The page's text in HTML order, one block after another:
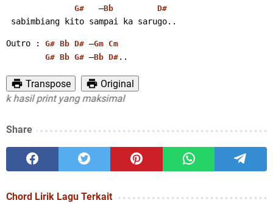
G#
   –
Bb D#
sabimbiang kito sampai ka sarugo..
Outro : G# Bb D# –Gm Cm
G# Bb G# –Bb D# ..
Transpose
Original
print yang maksimal
Share
Chord Lirik Lagu Terkait